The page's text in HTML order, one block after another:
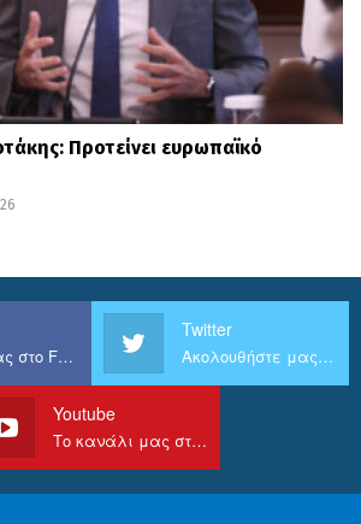
Προτείνει ευρωπαϊκό
Βρείτε μας στο Facebook
Twitter
Ακολουθήστε μας στο Twitter
Youtube
Το κανάλι μας στο Youtube